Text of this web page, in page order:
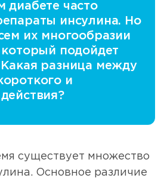
диабете часто
инсулина. Но
их многообразии
который подойдет
разница между
и
существует множество
Основное различие